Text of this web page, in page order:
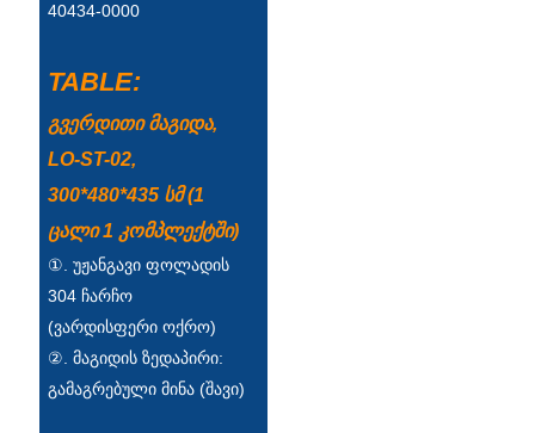
40434-0000
TABLE:
გვერდითი მაგიდა,
LO-ST-02,
300*480*435 სმ (1
ცალი 1 კომპლექტში)
①. უჟანგავი ფოლადის
304 ჩარჩო
(ვარდისფერი ოქრო)
②. მაგიდის ზედაპირი:
გამაგრებული მინა (შავი)